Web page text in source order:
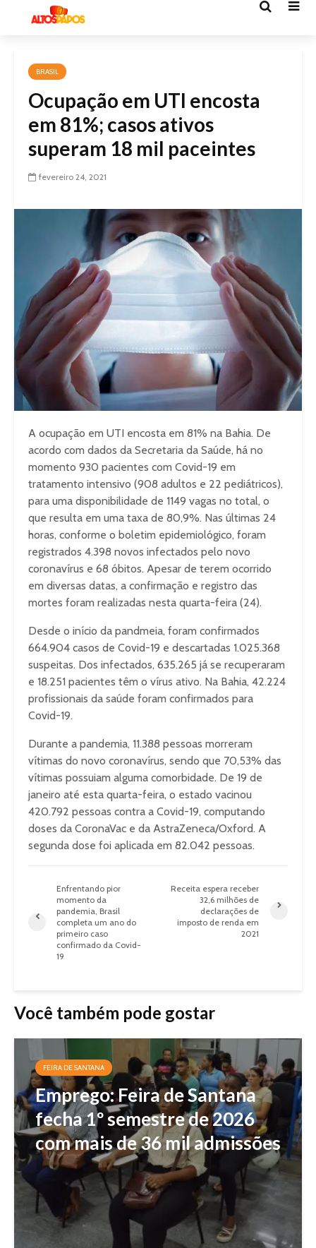
BRASIL
Ocupação em UTI encosta
em 81%; casos ativos
superam 18 mil paceintes
fevereiro 24, 2021
A ocupação em UTI encosta em 81% na Bahia. De
acordo com dados da Secretaria da Saúde, há no
momento 930 pacientes com Covid-19 em
tratamento intensivo (908 adultos e 22 pediátricos),
para uma disponibilidade de 1149 vagas no total, o
que resulta em uma taxa de 80,9%. Nas últimas 24
horas, conforme o boletim epidemiológico, foram
registrados 4.398 novos infectados pelo novo
coronavírus e 68 óbitos. Apesar de terem ocorrido
em diversas datas, a confirmação e registro das
mortes foram realizadas nesta quarta-feira (24).
Desde o início da pandmeia, foram confirmados
664.904 casos de Covid-19 e descartadas 1.025.368
suspeitas. Dos infectados, 635.265 já se recuperaram
e 18.251 pacientes têm o vírus ativo. Na Bahia, 42.224
profissionais da saúde foram confirmados para
Covid-19.
Durante a pandemia, 11.388 pessoas morreram
vítimas do novo coronavírus, sendo que 70,53% das
vítimas possuiam alguma comorbidade. De 19 de
janeiro até esta quarta-feira, o estado vacinou
420.792 pessoas contra a Covid-19, computando
doses da CoronaVac e da AstraZeneca/Oxford. A
segunda dose foi aplicada em 82.042 pessoas.
Enfrentando pior
momento da
pandemia, Brasil
completa um ano do
primeiro caso
confirmado da Covid-
19
Receita espera receber
32,6 milhões de
declarações de
imposto de renda em
2021
Você também pode gostar
FEIRA DE SANTANA
Emprego: Feira de Santana
fecha 1º semestre de 2026
com mais de 36 mil admissões